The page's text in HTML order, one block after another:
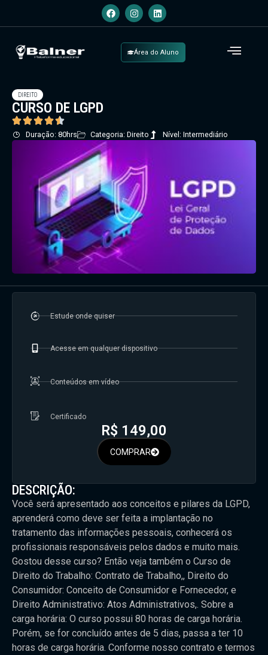
Área do Aluno
DIREITO
CURSO DE LGPD
Duração: 80hrs Categoria: Direito Nível: Intermediário
DESCRIÇÃO:
Você será apresentado aos conceitos e pilares da LGPD,
aprenderá como deve ser feita a implantação no
tratamento das informações pessoais, conhecerá os
profissionais responsáveis pelos dados e muito mais.
Gostou desse curso? Então veja também o Curso de
Direito do Trabalho: Contrato de Trabalho,, Direito do
Consumidor: Conceito de Consumidor e Fornecedor, e
Direito Administrativo: Atos Administrativos,. Sobre a
carga horária: O curso possui 80 horas de carga horária.
Porém, se for concluído antes de 5 dias, passa a ter 10
horas de carga horária. Conforme nosso contrato e termos
Estude onde quiser
Acesse em qualquer dispositivo
Conteúdos em vídeo
Certificado
R$ 149,00
COMPRAR